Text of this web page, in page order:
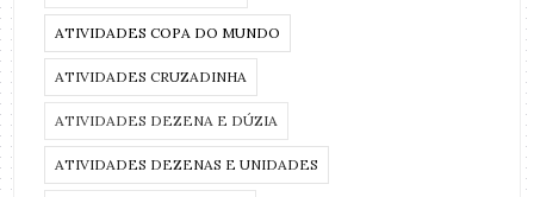
ATIVIDADES COPA DO MUNDO
ATIVIDADES CRUZADINHA
ATIVIDADES DEZENA E DÚZIA
ATIVIDADES DEZENAS E UNIDADES